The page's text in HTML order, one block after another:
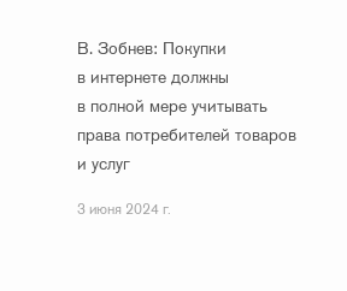
В. Зобнев: Покупки
в интернете должны
в полной мере учитывать
права потребителей товаров
и услуг
3 июня 2024 г.